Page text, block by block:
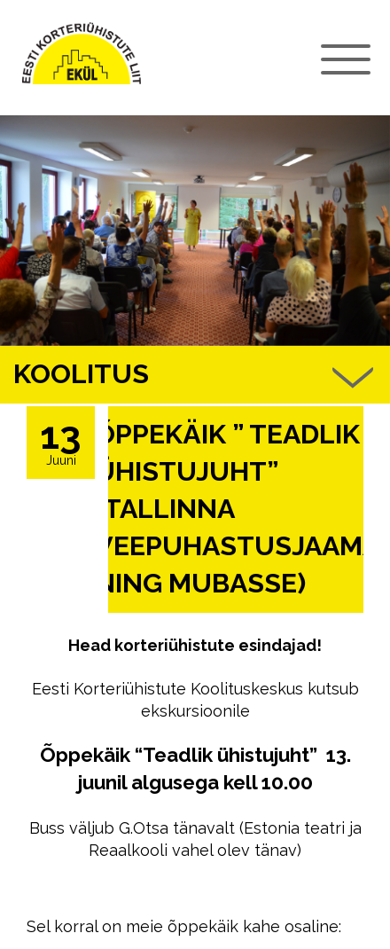
KOOLITUS
13
Juuni
ÕPPEKÄIK ” TEADLIK
ÜHISTUJUHT”
(TALLINNA
VEEPUHASTUSJAAMA
NING MUBASSE)
Head korteriühistute esindajad!
Eesti Korteriühistute Koolituskeskus kutsub
ekskursioonile
Õppekäik “Teadlik ühistujuht” 13.
juunil algusega kell 10.00
Buss väljub G.Otsa tänavalt (Estonia teatri ja
Reaalkooli vahel olev tänav)
Sel korral on meie õppekäik kahe osaline: